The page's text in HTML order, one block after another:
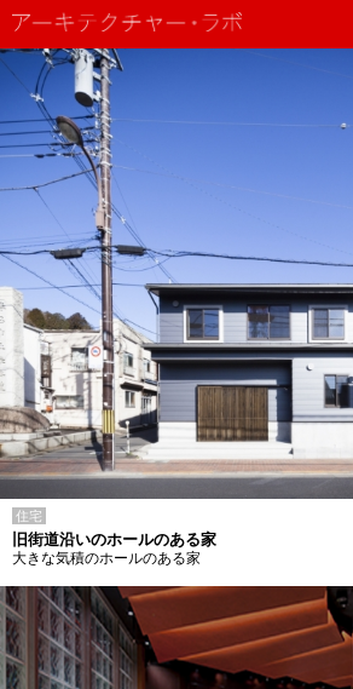
住宅
旧街道沿いのホールのある家
大きな気積のホールのある家